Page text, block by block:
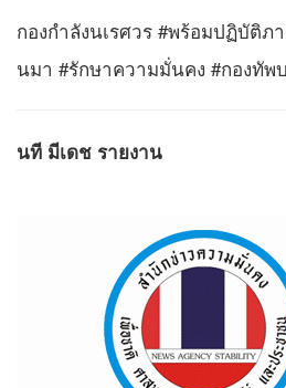
กองกำลังนเรศวร #พร้อมปฏิบัติภ
นมา #รักษาความมั่นคง #กองทัพ
นที มีเดช รายงาน